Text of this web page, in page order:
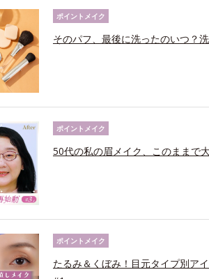
ポイントメイク
そのパフ、最後に洗ったのいつ？
ポイントメイク
50代の私の眉メイク、このままで
ポイントメイク
たるみ＆くぼみ！目元タイプ別ア